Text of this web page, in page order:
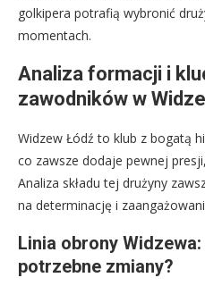
golkipera potrafią wybronić
momentach.
Analiza formacji i
zawodników w
Widzew Łódź to klub z bogatą
co zawsze dodaje pewnej
Analiza składu tej drużyny
na determinację i
Linia obrony
potrzebne zmiany?